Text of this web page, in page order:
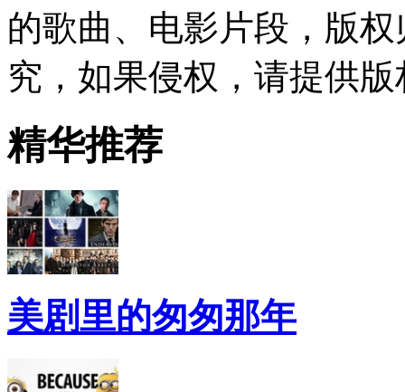
的歌曲、电影片段，版
究，如果侵权，请提供
精华推荐
美剧里的匆匆那年